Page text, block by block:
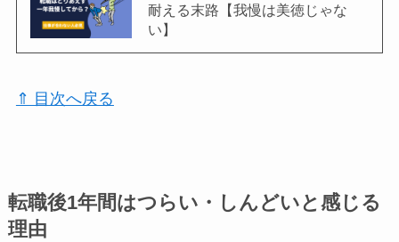
耐える末路【我慢は美徳じゃな
い】
⇑ 目次へ戻る
転職後1年間はつらい・しんどいと感じる
理由